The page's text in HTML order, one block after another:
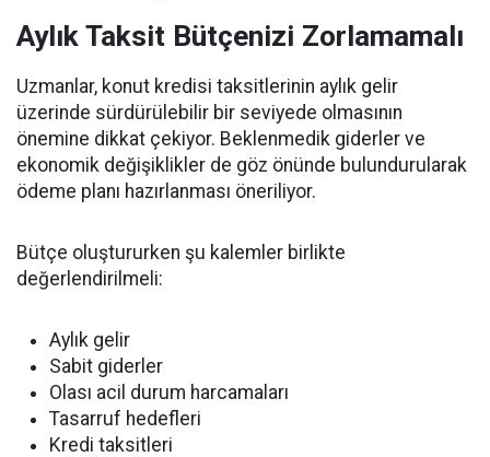
Aylık Taksit Bütçenizi Zorlamamalı
Uzmanlar, konut kredisi taksitlerinin aylık gelir
üzerinde sürdürülebilir bir seviyede olmasının
önemine dikkat çekiyor. Beklenmedik giderler ve
ekonomik değişiklikler de göz önünde bulundurularak
ödeme planı hazırlanması öneriliyor.
Bütçe oluştururken şu kalemler birlikte
değerlendirilmeli:
Aylık gelir
Sabit giderler
Olası acil durum harcamaları
Tasarruf hedefleri
Kredi taksitleri